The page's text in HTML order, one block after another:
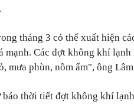
tháng 3 có thể xuất hiện
mạnh. Các đợt không khí
mưa phùn, nồm ẩm", ông
báo thời tiết đợt không khí